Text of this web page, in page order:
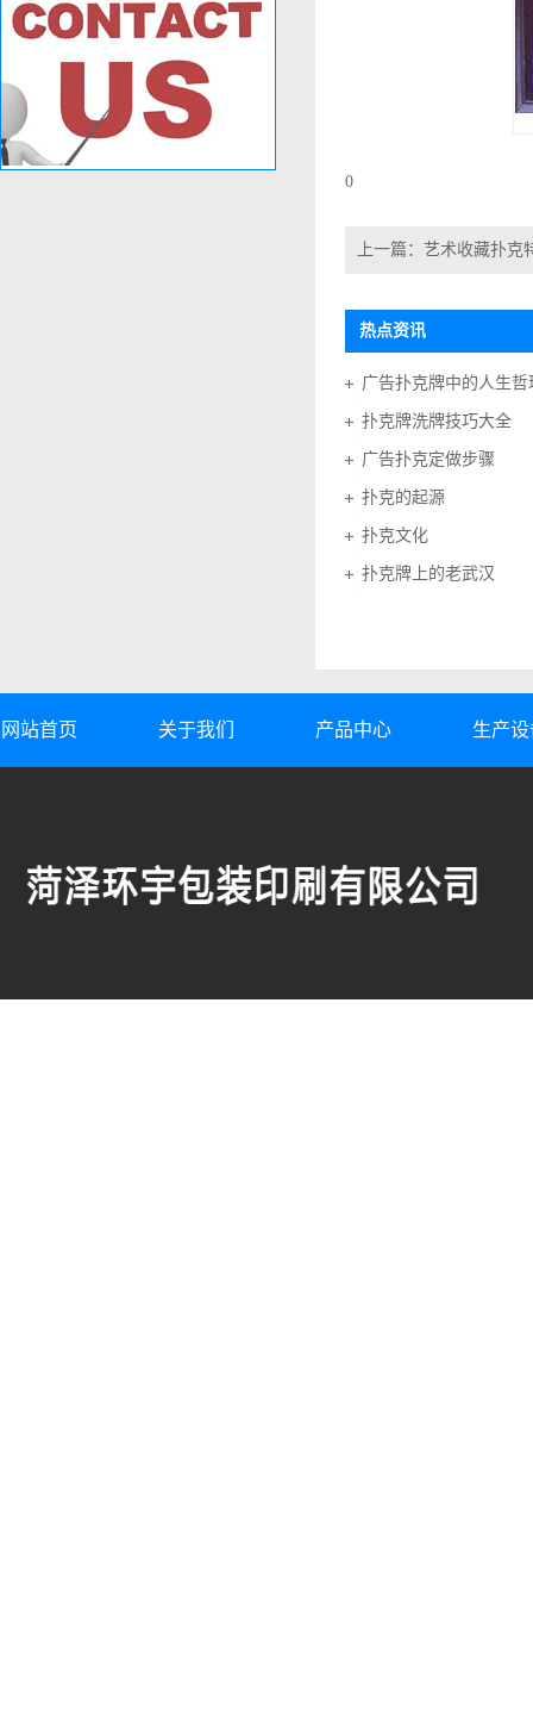
0
上一篇： 艺术收藏扑克
热点资讯
广告扑克牌中的人生哲
扑克牌洗牌技巧大全
广告扑克定做步骤
扑克的起源
扑克文化
扑克牌上的老武汉
网站首页 关于我们 产品中心 生产